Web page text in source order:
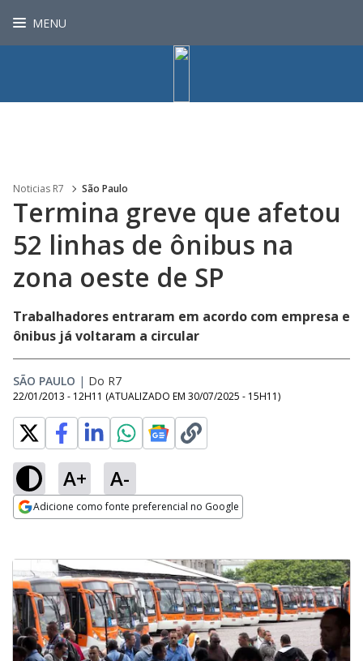
MENU
Noticias R7 São Paulo
Termina greve que afetou
52 linhas de ônibus na
zona oeste de SP
Trabalhadores entraram em acordo com empresa e
ônibus já voltaram a circular
SÃO PAULO | Do R7
22/01/2013 - 12H11 (ATUALIZADO EM 30/07/2025 - 15H11)
A+ A-
Adicione como fonte preferencial no Google